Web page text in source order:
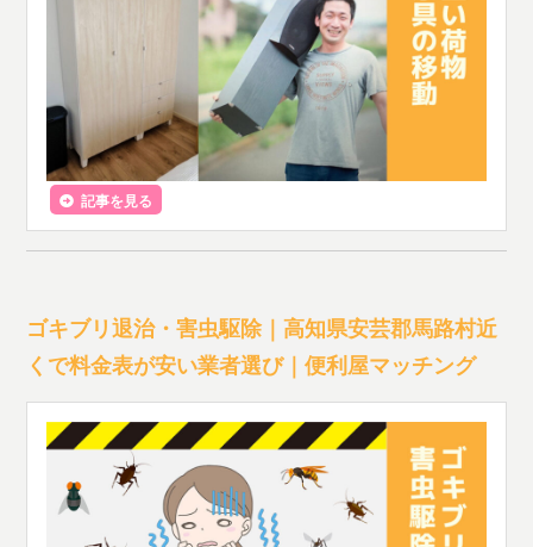
記事を見る
ゴキブリ退治・害虫駆除｜高知県安芸郡馬路村近
くで料金表が安い業者選び｜便利屋マッチング